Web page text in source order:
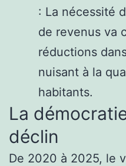
: La nécessité
de revenus va
réductions
nuisant à la
habitants.
La
déclin
De 2020 à 2025, le